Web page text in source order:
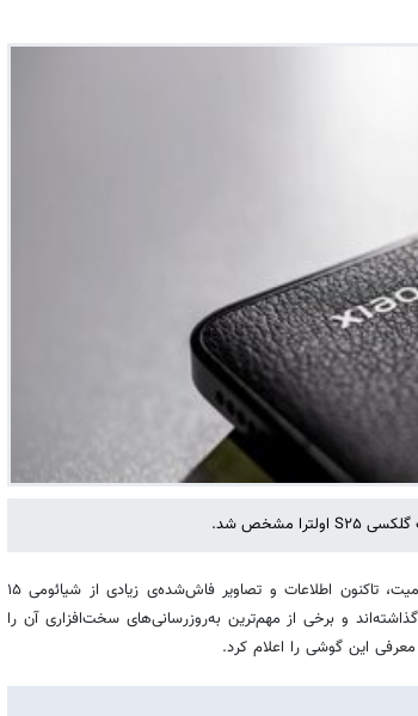
به گزارش خبرگزاری خبرآنلاین و براساس گزارش زومیت، تاکنون اطلاعات و تصاویر فاش‌شده‌ی زیادی از شیائومی ۱۵
و برخی از مهم‌ترین به‌روزرسانی‌های سخت‌افزاری آن را
معرفی این گوشی را اعلام کرد.